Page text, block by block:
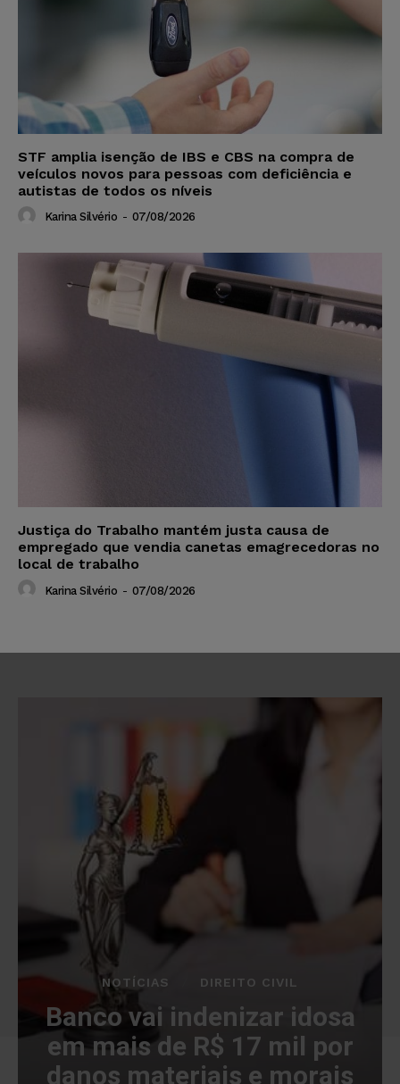
STF amplia isenção de IBS e CBS na compra de
veículos novos para pessoas com deficiência e
autistas de todos os níveis
Karina Silvério - 07/08/2026
Justiça do Trabalho mantém justa causa de
empregado que vendia canetas emagrecedoras no
local de trabalho
Karina Silvério - 07/08/2026